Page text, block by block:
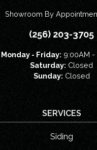
Showroom By
(256) 203-3705
Monday - Friday:9:00AM -
Saturday: Closed
Sunday: Closed
SERVICES
Siding